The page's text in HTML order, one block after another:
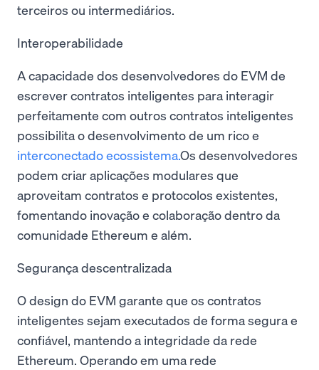
terceiros ou intermediários.
Interoperabilidade
A capacidade dos desenvolvedores do EVM de
escrever contratos inteligentes para interagir
perfeitamente com outros contratos inteligentes
possibilita o desenvolvimento de um rico e
interconectado ecossistema.Os desenvolvedores
podem criar aplicações modulares que
aproveitam contratos e protocolos existentes,
fomentando inovação e colaboração dentro da
comunidade Ethereum e além.
Segurança descentralizada
O design do EVM garante que os contratos
inteligentes sejam executados de forma segura e
confiável, mantendo a integridade da rede
Ethereum. Operando em uma rede